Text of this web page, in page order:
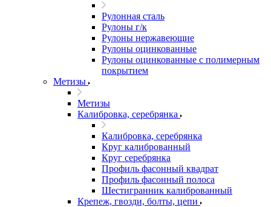
Рулонная сталь
Рулоны г/к
Рулоны нержавеющие
Рулоны оцинкованные
Рулоны оцинкованные с полимерным
покрытием
Метизы
Метизы
Калибровка, серебрянка
Калибровка, серебрянка
Круг калиброванный
Круг серебрянка
Профиль фасонный квадрат
Профиль фасонный полоса
Шестигранник калиброванный
Крепеж, гвозди, болты, цепи